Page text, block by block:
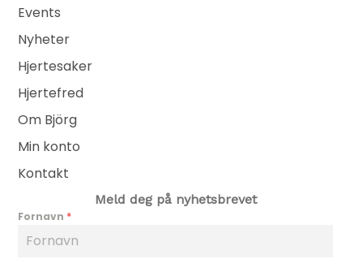
Events
Nyheter
Hjertesaker
Hjertefred
Om Björg
Min konto
Kontakt
Meld deg på nyhetsbrevet
Fornavn *